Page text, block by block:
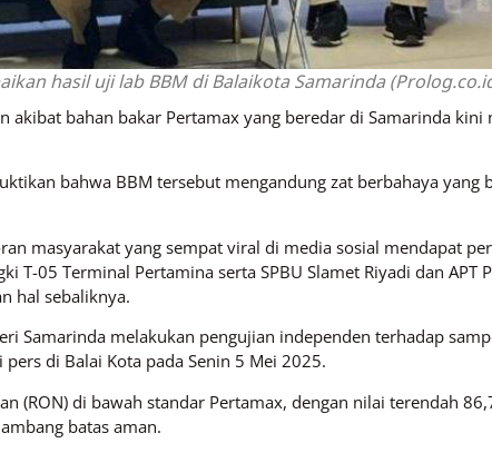
hasil uji lab BBM di Balaikota Samarinda
akibat bahan bakar Pertamax yang beredar di Samarinda
bahwa BBM tersebut mengandung zat berbahaya yang
masyarakat yang sempat viral di media sosial mendapat
05 Terminal Pertamina serta SPBU Slamet Riyadi dan APT
hal sebaliknya.
Samarinda melakukan pengujian independen terhadap
di Balai Kota pada Senin 5 Mei 2025.
(RON) di bawah standar Pertamax, dengan nilai terendah
batas aman.